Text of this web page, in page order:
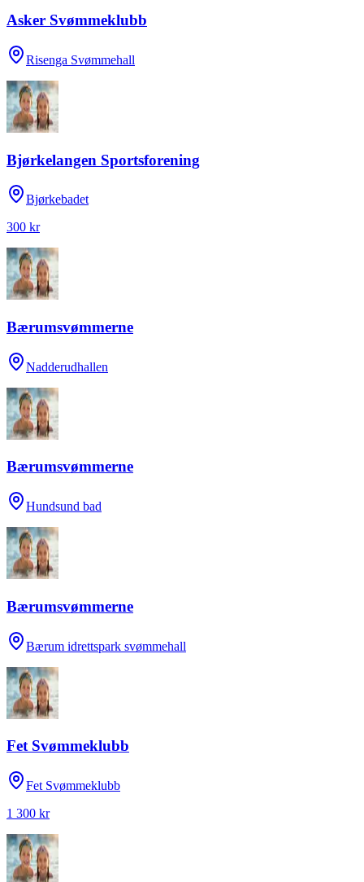
Asker Svømmeklubb
Risenga Svømmehall
Bjørkelangen Sportsforening
Bjørkebadet
300 kr
Bærumsvømmerne
Nadderudhallen
Bærumsvømmerne
Hundsund bad
Bærumsvømmerne
Bærum idrettspark svømmehall
Fet Svømmeklubb
Fet Svømmeklubb
1 300 kr